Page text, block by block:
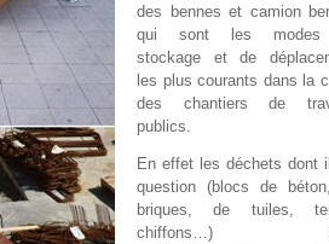
des bennes et camion
qui sont les
stockage et de
les plus courants dans la
des chantiers de
publics.
En effet les déchets dont
question (blocs de
briques, de tuiles,
chiffons…)